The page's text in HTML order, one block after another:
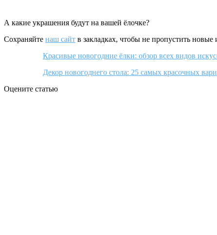
А какие украшения будут на вашей ёлочке?
Сохраняйте наш сайт в закладках, чтобы не пропустить
Красивые новогодние ёлки: обзор всех видов
Декор новогоднего стола: 25 самых красочных
Оцените статью